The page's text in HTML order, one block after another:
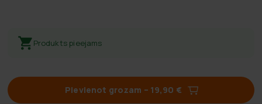
Produkts pieejams
Pievienot grozam – 19,90 €